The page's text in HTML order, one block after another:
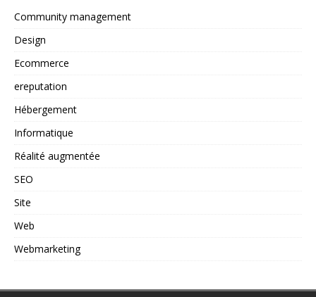
Community management
Design
Ecommerce
ereputation
Hébergement
Informatique
Réalité augmentée
SEO
Site
Web
Webmarketing